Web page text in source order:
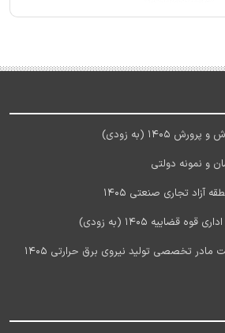
1405 (به زودی)
و نمونه دولتی
آزاد تجاری صنعتی 1405
قضاییه 1405 (به زودی)
آخرین اخبار استخدام شرکت مادر تخصصی تولید نیروی برق حرارتی 1405